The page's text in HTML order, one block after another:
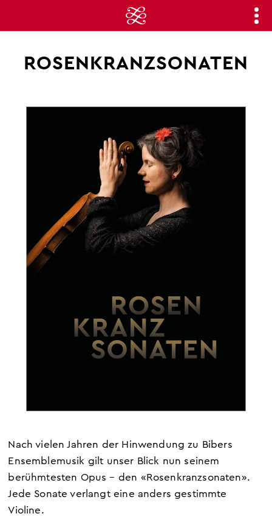
ROSENKRANZSONATEN
Nach vielen Jahren der Hinwendung zu Bibers
Ensemblemusik gilt unser Blick nun seinem
berühmtesten Opus – den «Rosenkranzsonaten».
Jede Sonate verlangt eine anders gestimmte
Violine.